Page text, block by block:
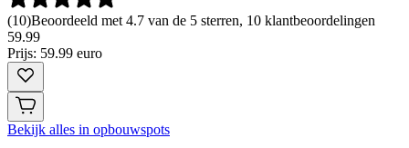
(10)Beoordeeld met 4.7 van de 5 sterren, 10 klantbeoordelingen
59.99
Prijs: 59.99 euro
Bekijk alles in opbouwspots